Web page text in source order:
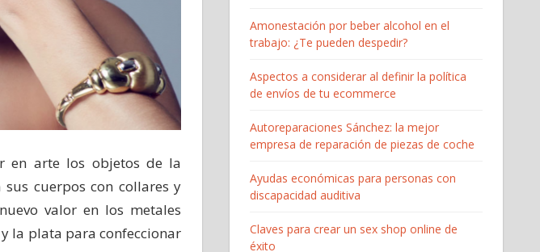
en arte los objetos de la
cuerpos con collares y
valor en los metales
la plata para confeccionar
Amonestación por beber alcohol en el
trabajo: ¿Te pueden despedir?
Aspectos a considerar al definir la política
de envíos de tu ecommerce
Autoreparaciones Sánchez: la mejor
empresa de reparación de piezas de coche
Ayudas económicas para personas con
discapacidad auditiva
Claves para crear un sex shop online de
éxito